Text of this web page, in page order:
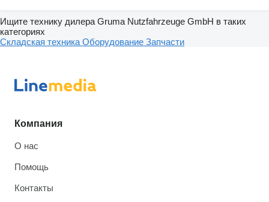
Ищите технику дилера Gruma Nutzfahrzeuge GmbH в таких
категориях
Складская техника Оборудование Запчасти
Компания
О нас
Помощь
Контакты